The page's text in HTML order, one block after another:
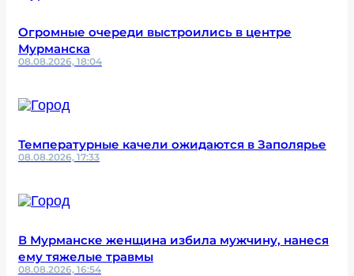
Огромные очереди выстроились в центре
Мурманска
08.08.2026, 18:04
Температурные качели ожидаются в Заполярье
08.08.2026, 17:33
В Мурманске женщина избила мужчину, нанеся
ему тяжелые травмы
08.08.2026, 16:54